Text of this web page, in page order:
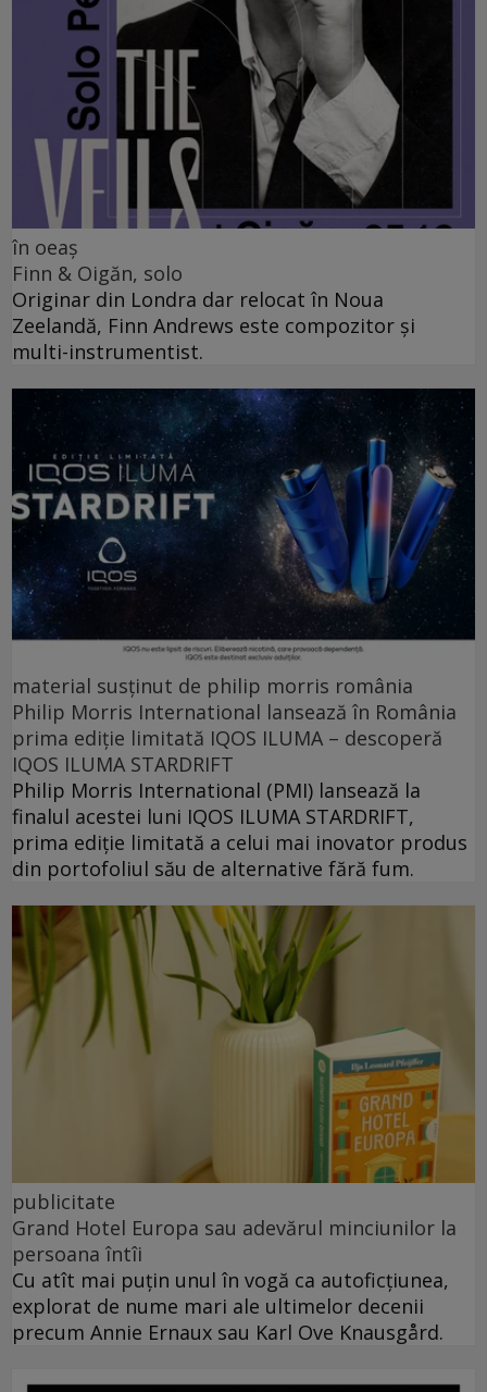
în oeaș
Finn & Oigăn, solo
Originar din Londra dar relocat în Noua
Zeelandă, Finn Andrews este compozitor și
multi-instrumentist.
material susținut de philip morris românia
Philip Morris International lansează în România
prima ediție limitată IQOS ILUMA – descoperă
IQOS ILUMA STARDRIFT
Philip Morris International (PMI) lansează la
finalul acestei luni IQOS ILUMA STARDRIFT,
prima ediție limitată a celui mai inovator produs
din portofoliul său de alternative fără fum.
publicitate
Grand Hotel Europa sau adevărul minciunilor la
persoana întîi
Cu atît mai puțin unul în vogă ca autoficțiunea,
explorat de nume mari ale ultimelor decenii
precum Annie Ernaux sau Karl Ove Knausgård.